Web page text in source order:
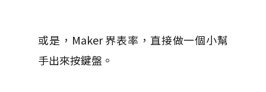
或是，Maker 界表率，直接做一個小幫
手出來按鍵盤。